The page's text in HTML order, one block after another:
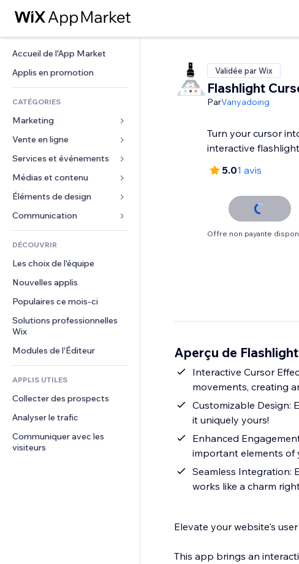
Accueil de l'App Market
Applis en promotion
CATÉGORIES
Marketing
Publicités
Mobile
Données analytiques
Réseaux sociaux
Classement de sites
E-mail
Vente en ligne
Applis pour les boutiques
Expédition et livraison
Boutons Vente
Comptabilité
Coupons et fidélisation
Solutions d'entreposage
Financement participatif
Alimentation et boissons
Services et événements
Hôtels
Événements
Restaurants
Immobilier
Réservations
Médias et contenu
Galerie
Musique
Podcasts
Photographie
Vidéo
PDF
Partage de fichiers
Actualités
Services de contenu
Effets de texte
Éléments de design
Cartes et navigation
Confidentialité
Horloge
Modèles de pages
Effets sur images
Boutons et menus
Bannières et badges
Calculateurs
Rechercher
Formulaires
Sondages
Chat
Commentaires
Téléphone
Communauté
Avis et commentaires
DÉCOUVRIR
Les choix de l'équipe
Nouvelles applis
Populaires ce mois‑ci
Solutions professionnelles
Wix
Modules de l'Éditeur
APPLIS UTILES
Collecter des prospects
Analyser le trafic
Communiquer avec les
visiteurs
Validée par Wix
Flashlight
ParVanyadoing
Turn your cursor
interactive flashlight
5.01 avis
Offre non payante
Aperçu de
Interactive Cursor
movements, creating
Customizable Design:
it uniquely yours!
Enhanced
important elements of
Seamless Integration:
works like a charm
Elevate your website's
This app brings an